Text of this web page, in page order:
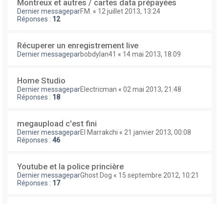
Montreux et autres / cartes data prépayées
Dernier messageparF.M. « 12 juillet 2013, 13:24
Réponses : 12
Récuperer un enregistrement live
Dernier messageparbobdylan41 « 14 mai 2013, 18:09
Home Studio
Dernier messageparElectricman « 02 mai 2013, 21:48
Réponses : 18
megaupload c'est fini
Dernier messageparEl Marrakchi « 21 janvier 2013, 00:08
Réponses : 46
Youtube et la police princière
Dernier messageparGhost Dog « 15 septembre 2012, 10:21
Réponses : 17